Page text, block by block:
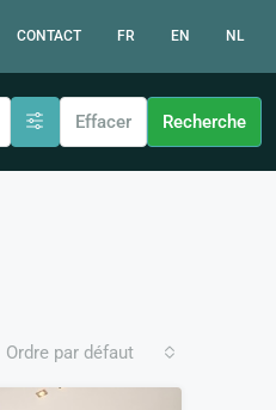
CONTACT FR EN NL
Effacer Recherche
Ordre par défaut